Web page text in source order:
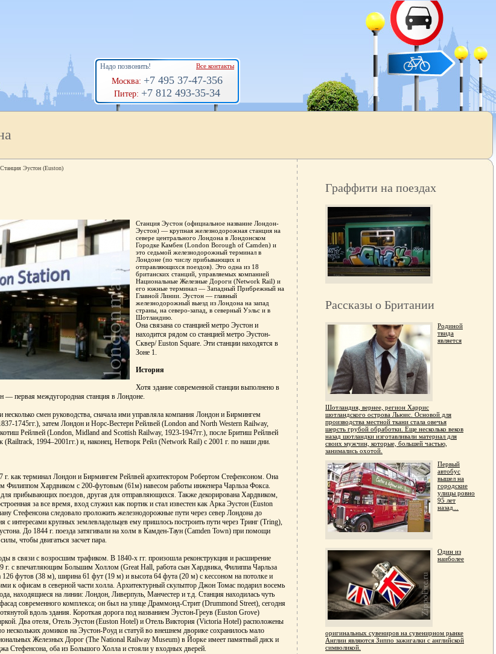
Надо позвонить! Все контакты
Москва: +7 495 37-47-356
Питер: +7 812 493-35-34
Станция Эустон (Euston)
Станция Эустон (официальное название Лондон-
Эустон) — крупная железнодорожная станция на
севере центрального Лондона в Лондонском
Городке Камбен (London Borough of Camden) и
это седьмой железнодорожный терминал в
Лондоне (по числу прибывающих и
отправляющихся поездов). Это одна из 18
британских станций, управляемых компанией
Национальные Железные Дороги (Network Rail) и
его южные терминал — Западный Прибрежный на
Главной Линии. Эустон — главный
железнодорожный выезд из Лондона на запад
страны, на северо-запад, в северный Уэльс и в
Шотландию.
Она связана со станцией метро Эустон и
находится рядом со станцией метро Эустон-
Сквер/ Euston Square. Эти станции находятся в
Зоне 1.
История
Хотя здание современной станции выполнено в
— первая междугородная станция в Лондоне.
смен руководства, сначала ими управляла компания Лондон и Бирмингем
1745гг.), затем Лондон и Норс-Вестерн Рейлвей (London and North Western Railway,
Рейлвей (London, Midland and Scottish Railway, 1923-1947гг.), после Бритиш Рейлвей
(Railtrack, 1994–2001гг.) и, наконец, Нетворк Рейл (Network Rail) с 2001 г. по наши дни.
г. как терминал Лондон и Бирмингем Рейлвей архитектором Робертом Стефенсоном. Она
Филиппом Хардвиком с 200-футовым (61м) навесом работы инженера Чарльза Фокса.
прибывающих поездов, другая для отправляющихся. Также декорирована Хардвиком,
за все время, вход служил как портик и стал известен как Арка Эустон (Euston
Стефенсона следовало проложить железнодорожные пути через север Лондона до
с интересами крупных землевладельцев ему пришлось построить пути через Тринг (Tring),
До 1844 г. поезда затягивали на холм в Камден-Таун (Camden Town) при помощи
чтобы двигаться засчет пара.
в связи с возросшим трафиком. В 1840-х гг. произошла реконструкция и расширение
г. с впечатляющим Большим Холлом (Great Hall, работа сын Хардвика, Филиппа Чарльза
126 футов (38 м), ширина 61 фут (19 м) и высота 64 фута (20 м) с кессоном на потолке и
к офисам в северной части холла. Архитектурный скульптор Джон Томас подарил восемь
находящиеся на линии: Лондон, Ливерпуль, Манчестер и т.д. Станция находилась чуть
современного комплекса; он был на улице Драммонд-Стрит (Drummond Street), сегодня
вдоль здания. Короткая дорога под названием Эустон-Греув (Euston Grove)
Два отеля, Отель Эустон (Euston Hotel) и Отель Виктория (Victoria Hotel) расположены
домиков на Эустон-Роуд и статуй во внешнем дворике сохранилось мало
Железных Дорог (The National Railway Museum) в Йорке имеет памятный диск и
оба из Большого Холла и стояли у входных дверей.
Граффити на поездах
Рассказы о Британии
Родиной
твида
является
Шотландия, вернее, регион Харрис
шотландского острова Льюис. Основой для
производства местной ткани стала овечья
шерсть грубой обработки. Еще несколько веков
назад шотландки изготавливали материал для
своих мужчин, которые, большей частью,
занимались охотой.
Первый
автобус
вышел на
городские
улицы ровно
95 лет
назад...
Один из
наиболее
оригинальных сувениров на сувенирном рынке
Англии являются Зиппо зажигалки с английской
символикой.